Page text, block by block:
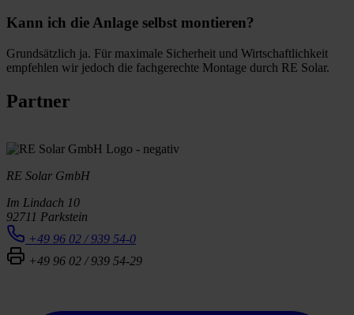
Kann ich die Anlage selbst montieren?
Grundsätzlich ja. Für maximale Sicherheit und Wirtschaftlichkeit
empfehlen wir jedoch die fachgerechte Montage durch RE Solar.
Partner
RE Solar GmbH
Im Lindach 10
92711 Parkstein
+49 96 02 / 939 54-0
+49 96 02 / 939 54-29